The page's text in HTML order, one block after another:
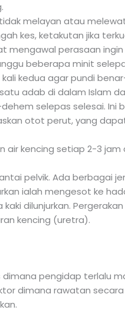
melayan atau
kes, ketakutan jika
mengawal perasaan ingin
beberapa minit
kedua agar pundi
adab di dalam Islam
selepas selesai. Ini
otot perut, yang
air kencing setiap 2-3 jam
pelvik. Ada berbagai
ialah mengesot ke
dilunjurkan.
kencing (uretra).
pengidap terlalu
dimana rawatan